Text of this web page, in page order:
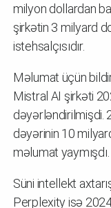
milyon dollardan
şirkətin 3 milyard
istehsalçısıdır.
Məlumat üçün
Mistral AI şirkəti
dəyərləndirilmişdi.
dəyərinin 10
məlumat yaymışdı.
Süni intellekt
Perplexity isə